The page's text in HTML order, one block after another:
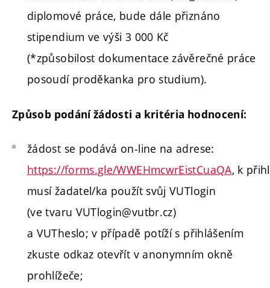
diplomové práce, bude dále přiznáno
stipendium ve výši 3 000 Kč
(*způsobilost dokumentace závěrečné práce
posoudí proděkanka pro studium).
Způsob podání žádosti a kritéria hodnocení:
žádost se podává on-line na adrese:
https://forms.gle/WWEHmcwrEistCuaQA, k
musí žadatel/ka použít svůj VUTlogin
(ve tvaru VUTlogin@vutbr.cz)
a VUTheslo; v případě potíží s přihlášením
zkuste odkaz otevřít v anonymním okně
prohlížeče;